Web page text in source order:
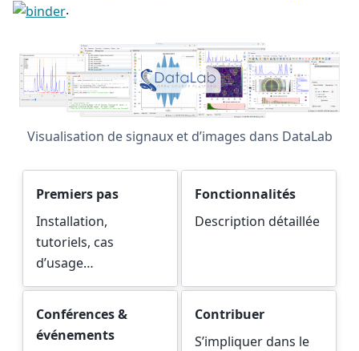
.
Visualisation de signaux et d’images dans DataLab
Premiers pas
Installation,
tutoriels, cas
d’usage…
Fonctionnalités
Description détaillée
Conférences &
événements
Contribuer
S’impliquer dans le